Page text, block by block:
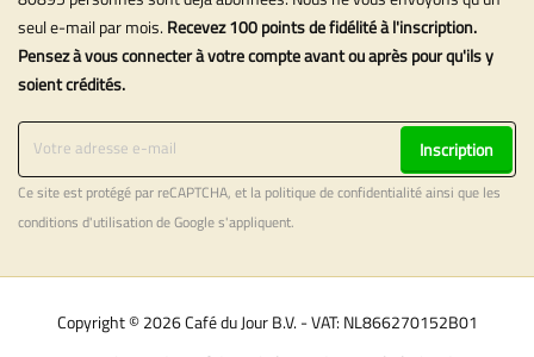
seul e-mail par mois. Recevez 100 points de fidélité à l'inscription.
Pensez à vous connecter à votre compte avant ou après pour qu'ils y
soient crédités.
Inscription
Ce site est protégé par reCAPTCHA, et la politique de confidentialitéainsi que les
conditions d'utilisationde Google s'appliquent.
Copyright © 2026 Café du Jour B.V. - VAT: NL866270152B01